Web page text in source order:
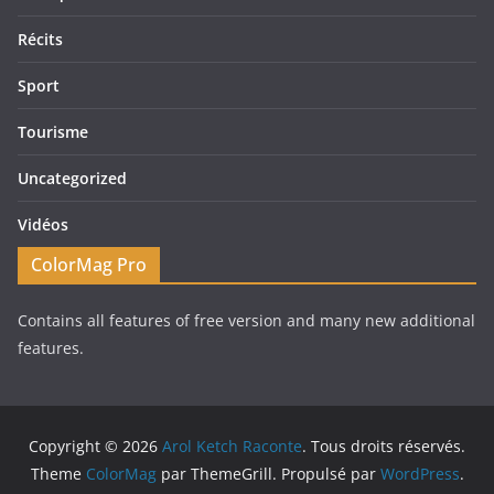
Récits
Sport
Tourisme
Uncategorized
Vidéos
ColorMag Pro
Contains all features of free version and many new additional
features.
Copyright © 2026 Arol Ketch Raconte. Tous droits réservés.
Theme ColorMagpar ThemeGrill. Propulsé par WordPress.